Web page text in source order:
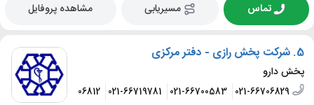
تماس مسیریابی مشاهده پروفایل
5. شرکت پخش رازی - دفتر مرکزی
پخش دارو
021-66706829
021-66700583
021-66719781
021-66706812